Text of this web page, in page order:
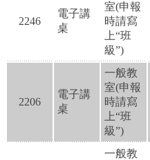
2246
電子講
桌
室(申報
時請寫
上“班
級”)
2206
電子講
桌
一般教
室(申報
時請寫
上“班
級”)
一般教